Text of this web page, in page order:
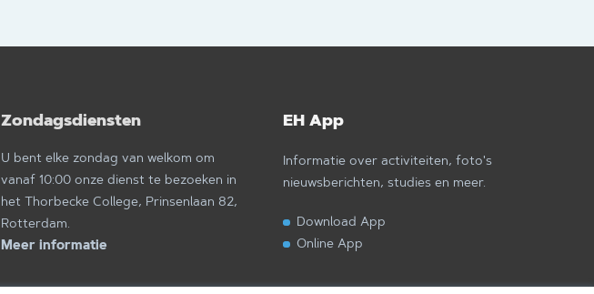
Zondagsdiensten
U bent elke zondag van welkom om
vanaf 10:00 onze dienst te bezoeken in
het Thorbecke College, Prinsenlaan 82,
Rotterdam.
Meer informatie
EH App
Informatie over activiteiten, foto's
nieuwsberichten, studies en meer.
Download App
Online App